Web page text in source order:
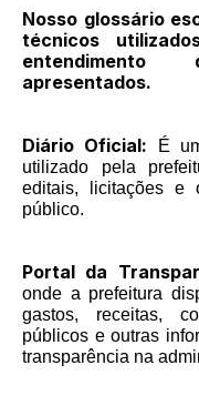
Nosso glossário
técnicos
apresentados.
Diário Oficial: É
utilizado pela
editais, licitações e
público.
Portal da
onde a prefeitura
gastos, receitas,
públicos e outras
transparência na